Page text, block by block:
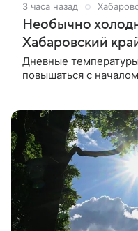
3 часа назад
Необычно
Хабаровский
Дневные
повышаться с